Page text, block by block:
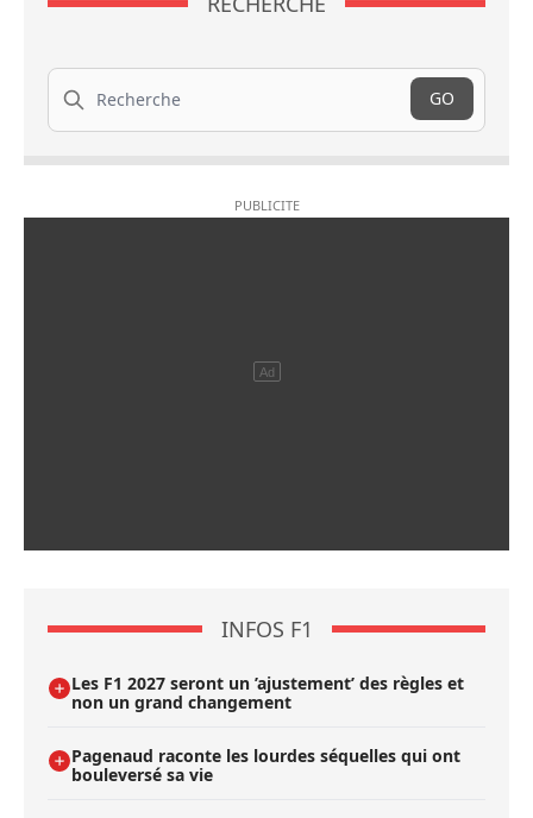
Recherche
GO
INFOS F1
Les F1 2027 seront un ’ajustement’ des règles et
non un grand changement
Pagenaud raconte les lourdes séquelles qui ont
bouleversé sa vie